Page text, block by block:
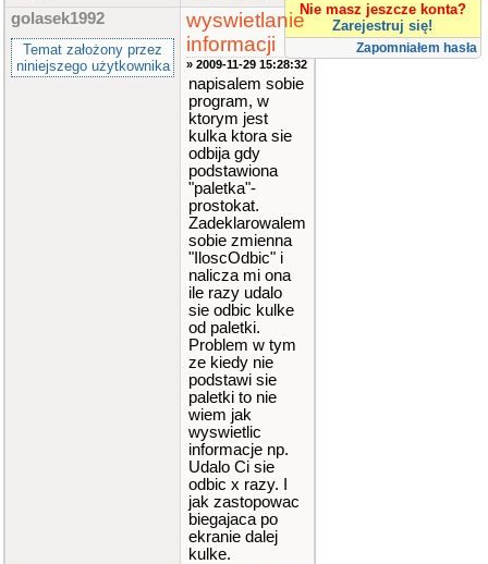
Nie masz jeszcze konta?
Zarejestruj się!
Zapomniałem hasła
golasek1992
Temat założony przez
niniejszego użytkownika
wyswietlanie
informacji
» 2009-11-29 15:28:32
napisalem sobie
program, w
ktorym jest
kulka ktora sie
odbija gdy
podstawiona
"paletka"-
prostokat.
Zadeklarowalem
sobie zmienna
"IloscOdbic" i
nalicza mi ona
ile razy udalo
sie odbic kulke
od paletki.
Problem w tym
ze kiedy nie
podstawi sie
paletki to nie
wiem jak
wyswietlic
informacje np.
Udalo Ci sie
odbic x razy. I
jak zastopowac
biegajaca po
ekranie dalej
kulke.